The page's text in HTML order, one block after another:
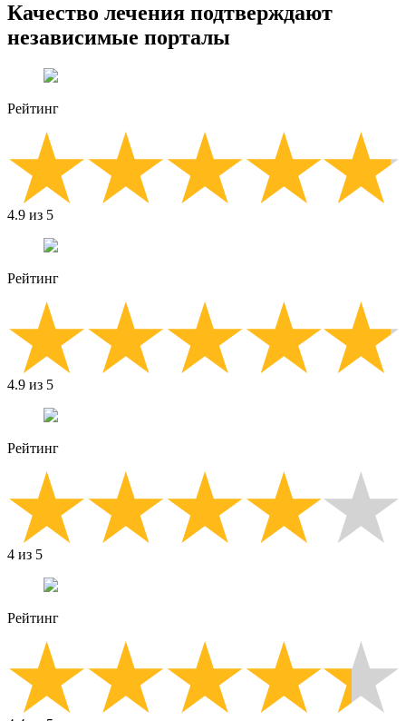
Качество лечения подтверждают
независимые порталы
Рейтинг
4.9 из 5
Рейтинг
4.9 из 5
Рейтинг
4 из 5
Рейтинг